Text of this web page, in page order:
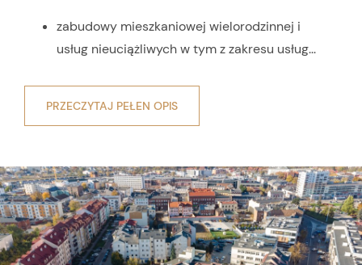
zabudowy mieszkaniowej wielorodzinnej i
usług nieuciążliwych w tym z zakresu usług...
PRZECZYTAJ PEŁEN OPIS